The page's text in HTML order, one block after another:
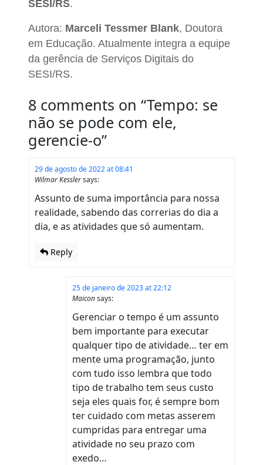
SESI/RS.
Autora: Marceli Tessmer Blank, Doutora
em Educação. Atualmente integra a equipe
da gerência de Serviços Digitais do
SESI/RS.
8 comments on “Tempo: se
não se pode com ele,
gerencie-o”
29 de agosto de 2022 at 08:41
Wilmar Kesslersays:
Assunto de suma importância para nossa
realidade, sabendo das correrias do dia a
dia, e as atividades que só aumentam.
Reply
25 de janeiro de 2023 at 22:12
Maiconsays:
Gerenciar o tempo é um assunto
bem importante para executar
qualquer tipo de atividade… ter em
mente uma programação, junto
com tudo isso lembra que todo
tipo de trabalho tem seus custo
seja eles quais for, é sempre bom
ter cuidado com metas asserem
cumpridas para entregar uma
atividade no seu prazo com
exedo…